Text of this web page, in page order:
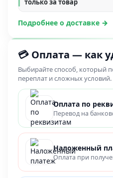
только за товар
Подробнее о доставке →
💳 Оплата — как
Выбирайте способ, который
переплат и сложных условий.
Оплата по
Перевод на
Наложенный
Оплата при